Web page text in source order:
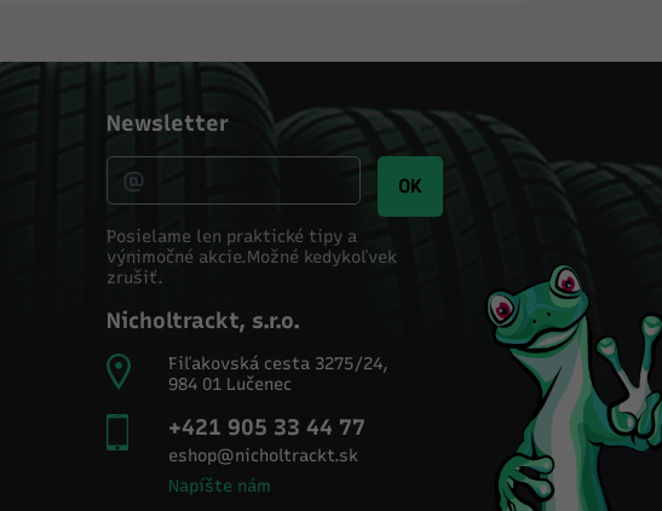
Newsletter
OK
Posielame len praktické tipy a
výnimočné akcie.Možné kedykoľvek
zrušiť.
Nicholtrackt, s.r.o.
Fiľakovská cesta 3275/24,
984 01 Lučenec
+421 905 33 44 77
eshop@nicholtrackt.sk
Napíšte nám